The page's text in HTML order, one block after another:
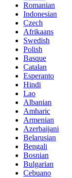
Romanian
Indonesian
Czech
Afrikaans
Swedish
Polish
Basque
Catalan
Esperanto
Hindi
Lao
Albanian
Amharic
Armenian
Azerbaijani
Belarusian
Bengali
Bosnian
Bulgarian
Cebuano